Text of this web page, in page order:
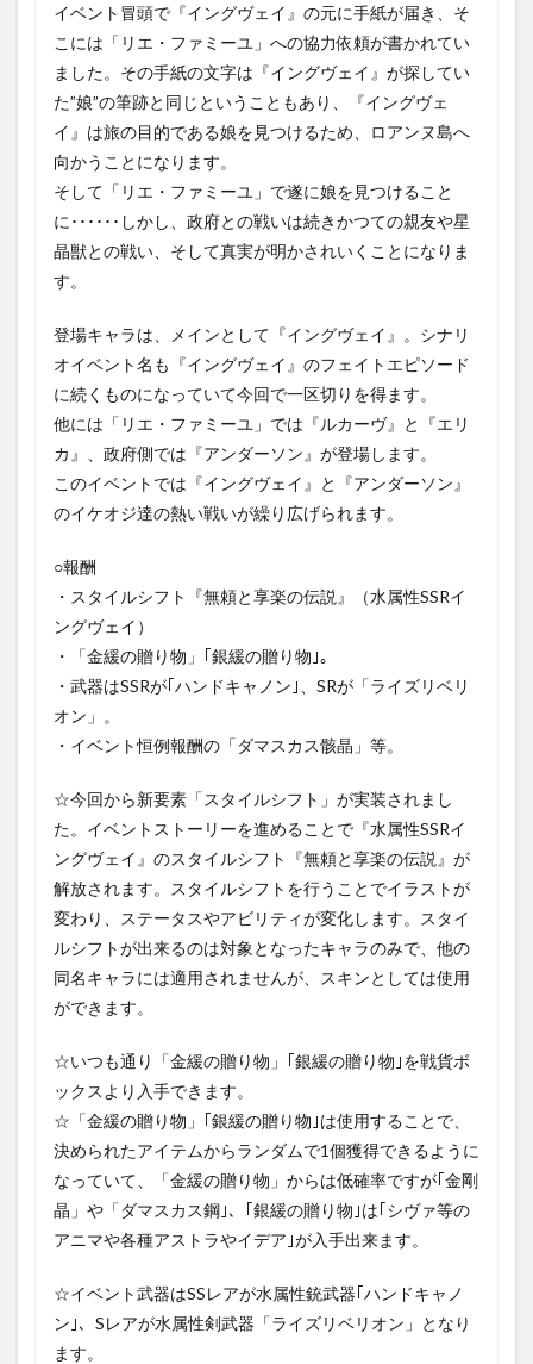
イベント冒頭で『イングヴェイ』の元に手紙が届き、そ
こには「リエ・ファミーユ」への協力依頼が書かれてい
ました。その手紙の文字は『イングヴェイ』が探してい
た”娘”の筆跡と同じということもあり、『イングヴェ
イ』は旅の目的である娘を見つけるため、ロアンヌ島へ
向かうことになります。
そして「リエ・ファミーユ」で遂に娘を見つけること
に･･････しかし、政府との戦いは続きかつての親友や星
晶獣との戦い、そして真実が明かされいくことになりま
す。
登場キャラは、メインとして『イングヴェイ』。シナリ
オイベント名も『イングヴェイ』のフェイトエピソード
に続くものになっていて今回で一区切りを得ます。
他には「リエ・ファミーユ」では『ルカーヴ』と『エリ
カ』、政府側では『アンダーソン』が登場します。
このイベントでは『イングヴェイ』と『アンダーソン』
のイケオジ達の熱い戦いが繰り広げられます。
○報酬
・スタイルシフト『無頼と享楽の伝説』（水属性SSRイ
ングヴェイ）
・「金緩の贈り物」｢銀緩の贈り物｣。
・武器はSSRが｢ハンドキャノン｣、SRが「ライズリベリ
オン」。
・イベント恒例報酬の「ダマスカス骸晶」等。
☆今回から新要素「スタイルシフト」が実装されまし
た。イベントストーリーを進めることで『水属性SSRイ
ングヴェイ』のスタイルシフト『無頼と享楽の伝説』が
解放されます。スタイルシフトを行うことでイラストが
変わり、ステータスやアビリティが変化します。スタイ
ルシフトが出来るのは対象となったキャラのみで、他の
同名キャラには適用されませんが、スキンとしては使用
ができます。
☆いつも通り「金緩の贈り物」｢銀緩の贈り物｣を戦貨ボ
ックスより入手できます。
☆「金緩の贈り物」｢銀緩の贈り物｣は使用することで、
決められたアイテムからランダムで1個獲得できるように
なっていて、「金緩の贈り物」からは低確率ですが｢金剛
晶」や「ダマスカス鋼｣、｢銀緩の贈り物｣は｢シヴァ等の
アニマや各種アストラやイデア｣が入手出来ます。
☆イベント武器はSSレアが水属性銃武器｢ハンドキャノ
ン｣、Sレアが水属性剣武器「ライズリベリオン」となり
ます。